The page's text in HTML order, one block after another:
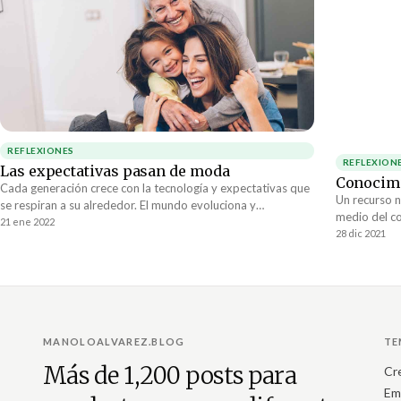
REFLEXIONES
Las expectativas pasan de moda
Cada generación crece con la tecnología y expectativas que
se respiran a su alrededor. El mundo evoluciona y
rápidamente deja atrás generación tras generación. El paso
21 ene 2022
Un recurso
medio del
lograr algún
aluminio.
28 dic 2021
MANOLOALVAREZ.BLOG
Más de 1,200 posts para